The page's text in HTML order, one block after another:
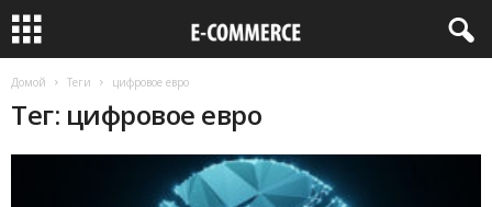
Домой Теги цифровое евро
Тег: цифровое евро